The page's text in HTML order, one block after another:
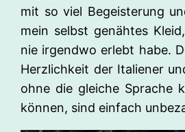
mit so viel Begeisterung
mein selbst genähtes
nie irgendwo erlebt habe.
Herzlichkeit der Italiener
ohne die gleiche Sprache
können, sind einfach